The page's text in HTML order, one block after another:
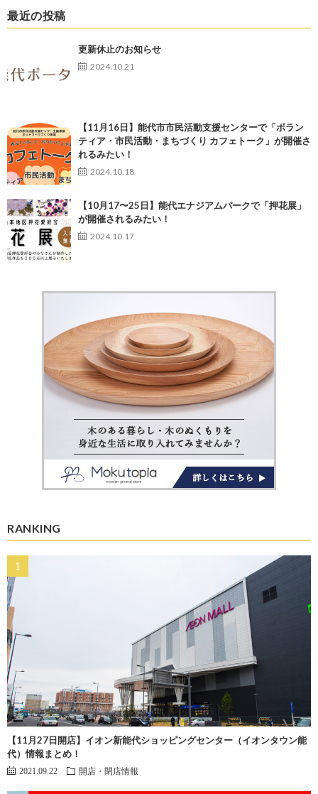
最近の投稿
更新休止のお知らせ
2024.10.21
【11月16日】能代市市民活動支援センターで「ボラン
ティア・市民活動・まちづくり カフェトーク」が開催さ
れるみたい！
2024.10.18
【10月17〜25日】能代エナジアムパークで「押花展」
が開催されるみたい！
2024.10.17
RANKING
【11月27日開店】イオン新能代ショッピングセンター（イオンタウン能
代）情報まとめ！
2021.09.22 開店・閉店情報